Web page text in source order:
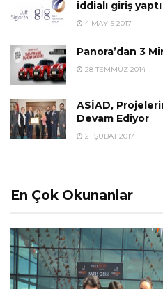
iddialı giriş yaptı
4 MAYIS 2017
Panora’dan 3
28 TEMMUZ 2014
ASİAD,
Devam Ediyor
21 ŞUBAT 2017
En Çok Okunanlar